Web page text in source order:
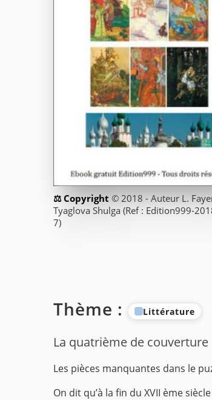
© 2018 - Auteur L.
Tyaglova Shulga (Ref : Edition999-
7)
Thème : Littérature
La quatrième de couverture
Les pièces manquantes dans le
On dit qu’à la fin du XVII ème